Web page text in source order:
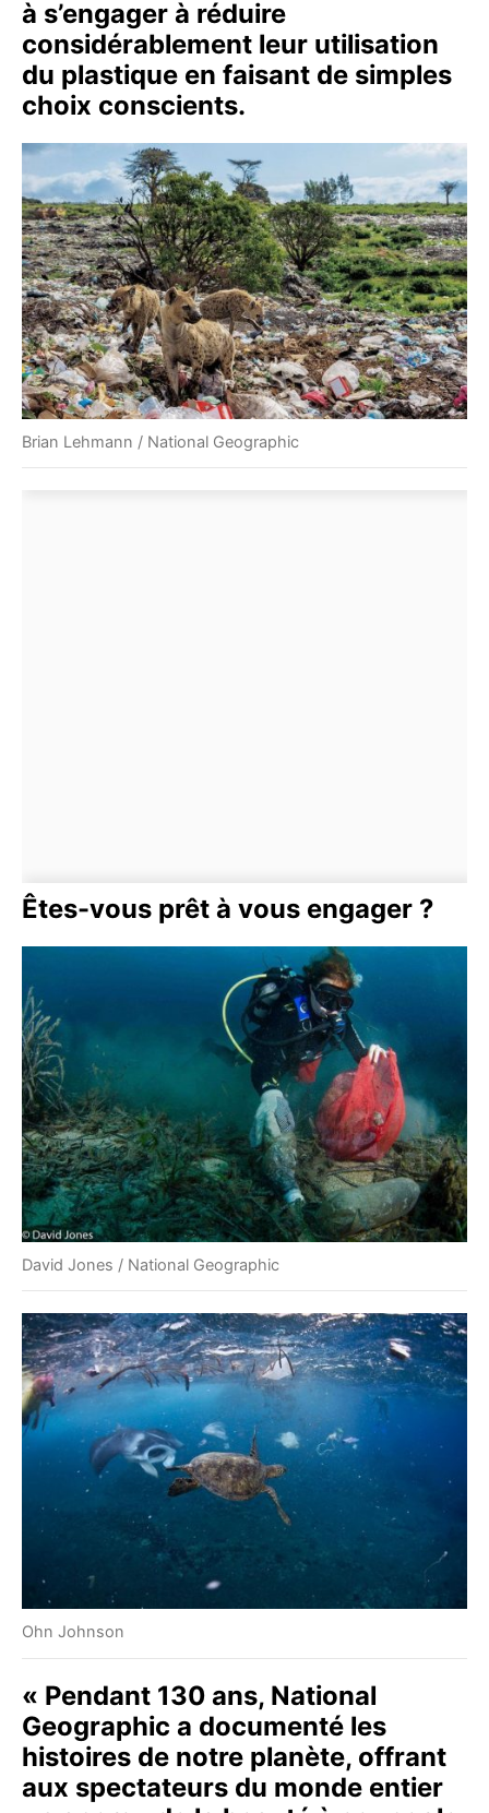
à s’engager à réduire
considérablement leur utilisation
du plastique en faisant de simples
choix conscients.
Brian Lehmann / National Geographic
Êtes-vous prêt à vous engager ?
David Jones / National Geographic
Ohn Johnson
« Pendant 130 ans, National
Geographic a documenté les
histoires de notre planète, offrant
aux spectateurs du monde entier